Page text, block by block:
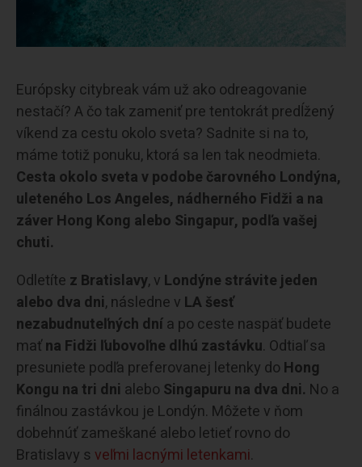
Európsky citybreak vám už ako odreagovanie
nestačí? A čo tak zameniť pre tentokrát predĺžený
víkend za cestu okolo sveta? Sadnite si na to,
máme totiž ponuku, ktorá sa len tak neodmieta.
Cesta okolo sveta v podobe čarovného Londýna,
uleteného Los Angeles, nádherného Fidži a na
záver Hong Kong alebo Singapur, podľa vašej
chuti.
Odletíte z Bratislavy, v Londýne strávite jeden
alebo dva dni, následne v LA šesť
nezabudnuteľných dnía po ceste naspäť budete
maťna Fidži ľubovoľne dlhú zastávku. Odtiaľ sa
presuniete podľa preferovanej letenky do Hong
Kongu na tri dni alebo Singapuru na dva dni. No a
finálnou zastávkou je Londýn. Môžete v ňom
dobehnúť zameškané alebo letieť rovno do
Bratislavy s veľmi lacnými letenkami.